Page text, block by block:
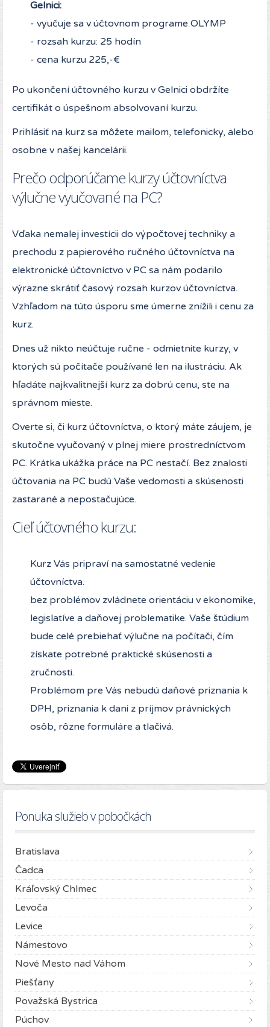
Gelnici:
- vyučuje sa v účtovnom programe OLYMP
- rozsah kurzu: 25 hodín
- cena kurzu 225,-€
Po ukončení účtovného kurzu v Gelnici obdržíte
certifikát o úspešnom absolvovaní kurzu.
Prihlásiť na kurz sa môžete mailom, telefonicky, alebo
osobne v našej kancelárii.
Prečo odporúčame kurzy účtovníctva
výlučne vyučované na PC?
Vďaka nemalej investícii do výpočtovej techniky a
prechodu z papierového ručného účtovníctva na
elektronické účtovníctvo v PC sa nám podarilo
výrazne skrátiť časový rozsah kurzov účtovníctva.
Vzhľadom na túto úsporu sme úmerne znížili i cenu za
kurz.
Dnes už nikto neúčtuje ručne - odmietnite kurzy, v
ktorých sú počítače používané len na ilustráciu. Ak
hľadáte najkvalitnejší kurz za dobrú cenu, ste na
správnom mieste.
Overte si, či kurz účtovníctva, o ktorý máte záujem, je
skutočne vyučovaný v plnej miere prostredníctvom
PC. Krátka ukážka práce na PC nestačí. Bez znalosti
účtovania na PC budú Vaše vedomosti a skúsenosti
zastarané a nepostačujúce.
Cieľ účtovného kurzu:
Kurz Vás pripraví na samostatné vedenie
účtovníctva.
bez problémov zvládnete orientáciu v ekonomike,
legislatíve a daňovej problematike. Vaše štúdium
bude celé prebiehať výlučne na počítači, čím
získate potrebné praktické skúsenosti a
zručnosti.
Problémom pre Vás nebudú daňové priznania k
DPH, priznania k dani z príjmov právnických
osôb, rôzne formuláre a tlačivá.
Ponuka služieb v pobočkách
Bratislava
Čadca
Kráľovský Chlmec
Levoča
Levice
Námestovo
Nové Mesto nad Váhom
Piešťany
Považská Bystrica
Púchov